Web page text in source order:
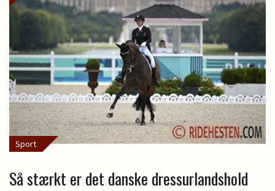
Sport
Så stærkt er det danske dressurlandshold